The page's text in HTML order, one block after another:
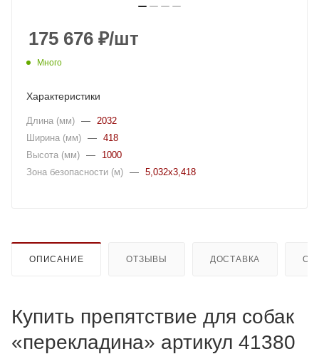
175 676 ₽/шт
Много
Характеристики
Длина (мм) —
2032
Ширина (мм) — 418
Высота (мм) —
1000
Зона безопасности (м) — 5,032x3,418
ОПИСАНИЕ ОТЗЫВЫ ДОСТАВКА
Купить препятствие для собак
«перекладина» артикул 41380